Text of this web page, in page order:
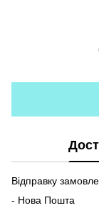
Відправку
- Нова Пошта